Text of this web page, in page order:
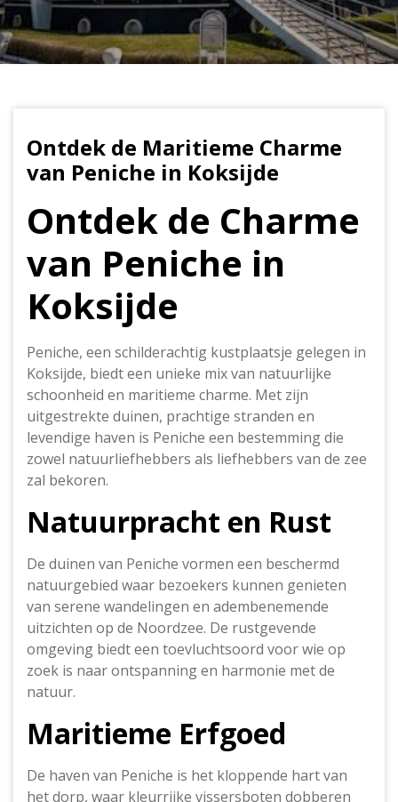
Ontdek de Maritieme Charme
van Peniche in Koksijde
Ontdek de Charme
van Peniche in
Koksijde
Peniche, een schilderachtig kustplaatsje gelegen in
Koksijde, biedt een unieke mix van natuurlijke
schoonheid en maritieme charme. Met zijn
uitgestrekte duinen, prachtige stranden en
levendige haven is Peniche een bestemming die
zowel natuurliefhebbers als liefhebbers van de zee
zal bekoren.
Natuurpracht en Rust
De duinen van Peniche vormen een beschermd
natuurgebied waar bezoekers kunnen genieten
van serene wandelingen en adembenemende
uitzichten op de Noordzee. De rustgevende
omgeving biedt een toevluchtsoord voor wie op
zoek is naar ontspanning en harmonie met de
natuur.
Maritieme Erfgoed
De haven van Peniche is het kloppende hart van
het dorp, waar kleurrijke vissersboten dobberen